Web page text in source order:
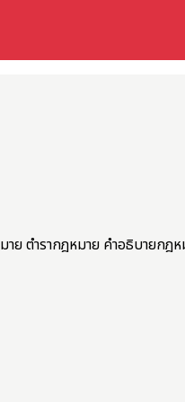
ย ตำรากฎหมาย คำอธิบายกฎห